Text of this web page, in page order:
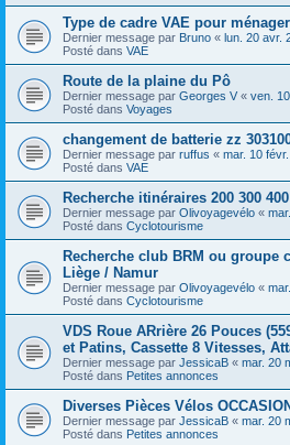
Type de cadre VAE pour
Dernier message par Bruno « lun. 20 avr.
Posté dans VAE
Route de la plaine du Pô
Dernier message par Georges V « ven.
Posté dans Voyages
changement de batterie zz
Dernier message par ruffus « mar. 10
Posté dans VAE
Recherche itinéraires 200 300
Dernier message par Olivoyagevélo «
Posté dans Cyclotourisme
Recherche club BRM ou groupe
Liège / Namur
Dernier message par Olivoyagevélo «
Posté dans Cyclotourisme
VDS Roue ARrière 26 Pouces
et Patins, Cassette 8 Vitesses,
Dernier message par JessicaB « mar. 20
Posté dans Petites annonces
Diverses Pièces Vélos
Dernier message par JessicaB « mar. 20
Posté dans Petites annonces